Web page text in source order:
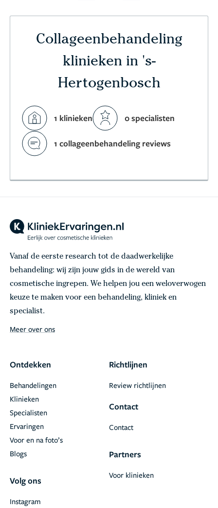
Collageenbehandeling
klinieken in 's-
Hertogenbosch
1 klinieken 0 specialisten
1 collageenbehandeling reviews
Vanaf de eerste research tot de daadwerkelijke
behandeling: wij zijn jouw gids in de wereld van
cosmetische ingrepen. We helpen jou een weloverwogen
keuze te maken voor een behandeling, kliniek en
specialist.
Meer over ons
Ontdekken
Behandelingen
Klinieken
Specialisten
Ervaringen
Voor en na foto’s
Blogs
Volg ons
Instagram
Richtlijnen
Review richtlijnen
Contact
Contact
Partners
Voor klinieken